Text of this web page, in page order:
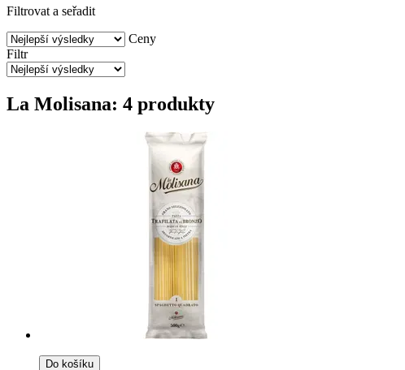
Filtrovat a seřadit
Ceny
Filtr
La Molisana: 4 produkty
Do košíku